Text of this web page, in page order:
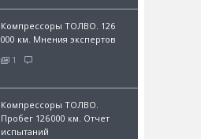
Компрессоры ТОЛВО. 126
000 км. Мнения экспертов
1
Компрессоры ТОЛВО.
Пробег 126 000 км. Отчет
испытаний